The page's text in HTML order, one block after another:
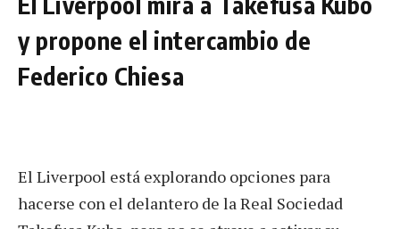
y propone el intercambio de
Federico Chiesa
El Liverpool está explorando opciones para
hacerse con el delantero de la Real Sociedad